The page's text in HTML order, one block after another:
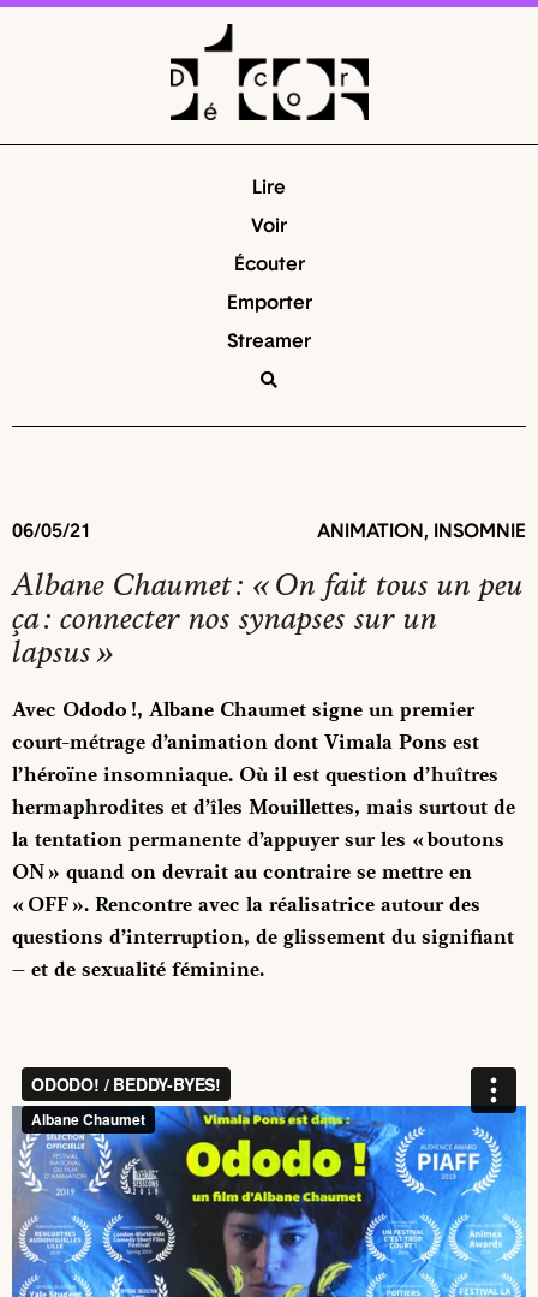
Lire
Voir
Écouter
Emporter
Streamer
06/05/21 ANIMATION, INSOMNIE
Albane Chaumet : « On fait tous un peu
ça : connecter nos synapses sur un
lapsus »
Avec Ododo !, Albane Chaumet signe un premier
court-métrage d’animation dont Vimala Pons est
l’héroïne insomniaque. Où il est question d’huîtres
hermaphrodites et d’îles Mouillettes, mais surtout de
la tentation permanente d’appuyer sur les « boutons
ON » quand on devrait au contraire se mettre en
« OFF ». Rencontre avec la réalisatrice autour des
questions d’interruption, de glissement du signifiant
– et de sexualité féminine.